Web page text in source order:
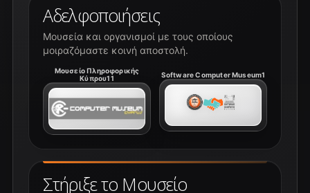
Αδελφοποιήσεις
Μουσεία και οργανισμοί με τους οποίους
μοιραζόμαστε κοινή αποστολή.
Μουσείο Πληροφορικής
Κύπρου11
Software Computer Museum1
Στήριξε το Μουσείο